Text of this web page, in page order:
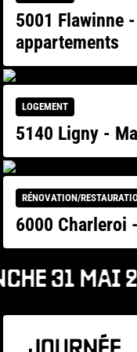
5001 Flawinne
appartements
LOGEMENT
5140 Ligny -
RÉNOVATION/
6000 Charleroi
31 MAI